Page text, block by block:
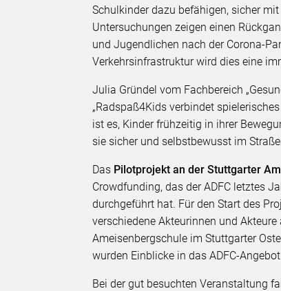
Schulkinder dazu befähigen, sicher
Untersuchungen zeigen einen
und Jugendlichen nach der Corona-
Verkehrsinfrastruktur wird dies eine
Julia Gründel vom Fachbereich
„Radspaß4Kids verbindet
ist es, Kinder frühzeitig in ihrer
sie sicher und selbstbewusst im
Das Pilotprojekt an der Stuttgarter
Crowdfunding, das der ADFC letztes
durchgeführt hat. Für den Start des
verschiedene Akteurinnen und
Ameisenbergschule im Stuttgarter
wurden Einblicke in das ADFC-
Bei der gut besuchten Veranstaltung